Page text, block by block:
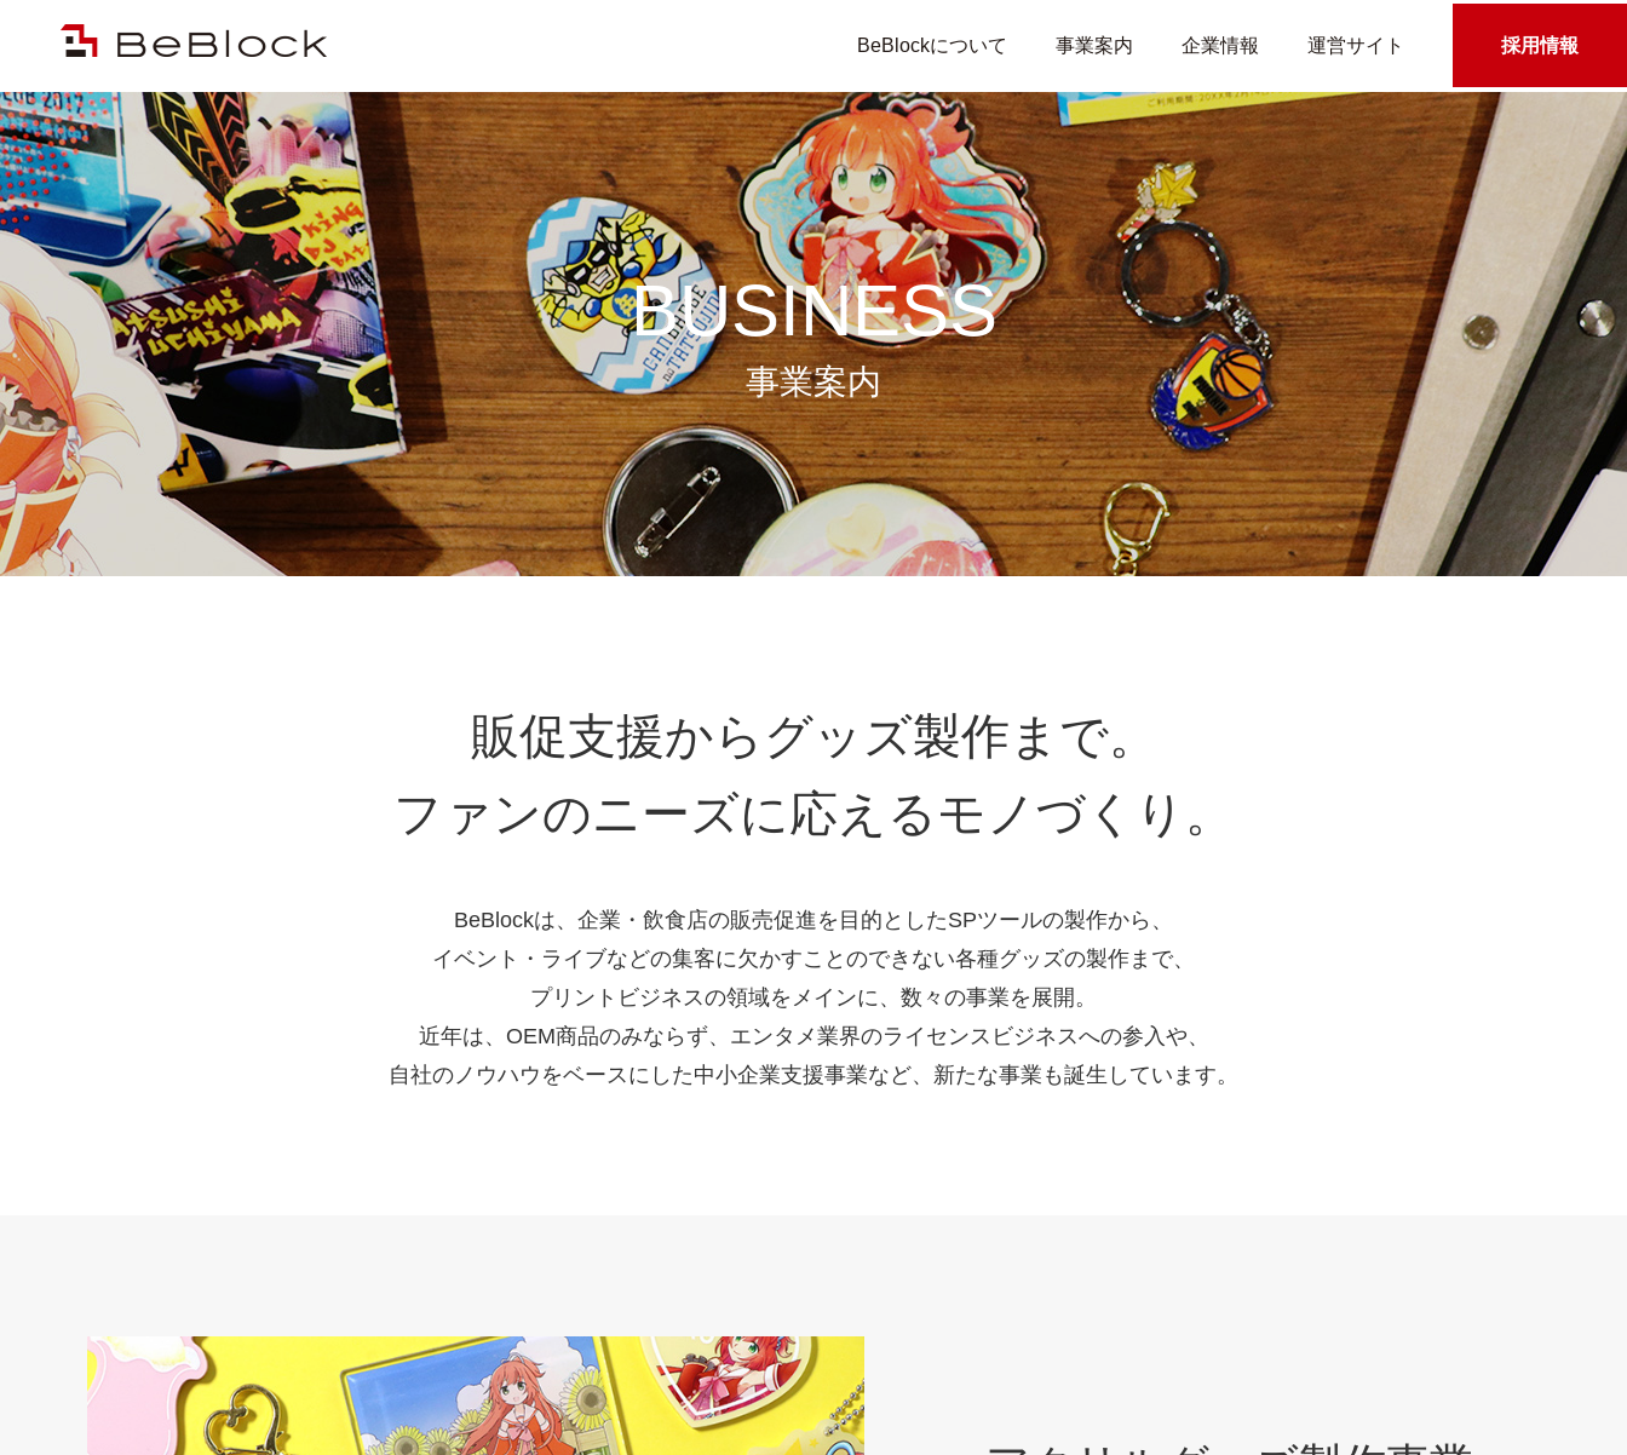
BeBlockについて 事業案内 企業情報 運営サイト 採用情報
BUSINESS
事業案内
販促支援からグッズ製作まで。
ファンのニーズに応えるモノづくり。
BeBlockは、企業・飲食店の販売促進を目的としたSPツールの製作から、
イベント・ライブなどの集客に欠かすことのできない各種グッズの製作まで、
プリントビジネスの領域をメインに、数々の事業を展開。
近年は、OEM商品のみならず、エンタメ業界のライセンスビジネスへの参入や、
自社のノウハウをベースにした中小企業支援事業など、新たな事業も誕生しています。